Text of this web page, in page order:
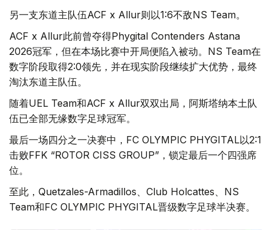
另一支东道主队伍ACF x Allur则以1:6不敌NS Team。
ACF x Allur此前曾夺得Phygital Contenders Astana
2026冠军，但在本场比赛中开局便陷入被动。NS Team在
数字阶段取得2:0领先，并在现实阶段继续扩大优势，最终
淘汰东道主队伍。
随着UEL Team和ACF x Allur双双出局，阿斯塔纳本土队
伍已全部无缘数字足球冠军。
最后一场四分之一决赛中，FC OLYMPIC PHYGITAL以2:1
击败FFK “ROTOR CISS GROUP”，锁定最后一个四强席
位。
至此，Quetzales-Armadillos、Club Holcattes、NS
Team和FC OLYMPIC PHYGITAL晋级数字足球半决赛。